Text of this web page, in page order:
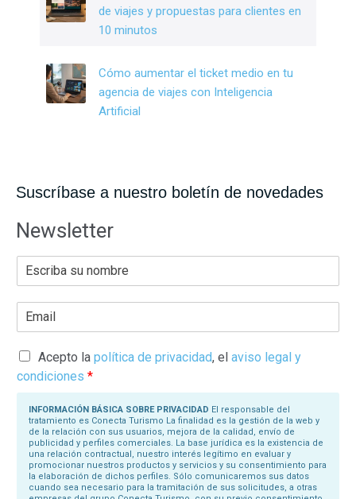
de viajes y propuestas para clientes en
10 minutos
Cómo aumentar el ticket medio en tu
agencia de viajes con Inteligencia
Artificial
Suscríbase a nuestro boletín de novedades
Newsletter
c
a
u
o
m
a
Acepto la política de privacidad, el aviso legal y
condiciones *
INFORMACIÓN BÁSICA SOBRE PRIVACIDAD El responsable del
tratamiento es Conecta Turismo La finalidad es la gestión de la web y
de la relación con sus usuarios, mejora de la calidad, envío de
publicidad y perfiles comerciales. La base jurídica es la existencia de
una relación contractual, nuestro interés legítimo en evaluar y
promocionar nuestros productos y servicios y su consentimiento para
la elaboración de dichos perfiles. Sólo comunicaremos sus datos
cuando sea necesario para la tramitación de sus solicitudes, a otras